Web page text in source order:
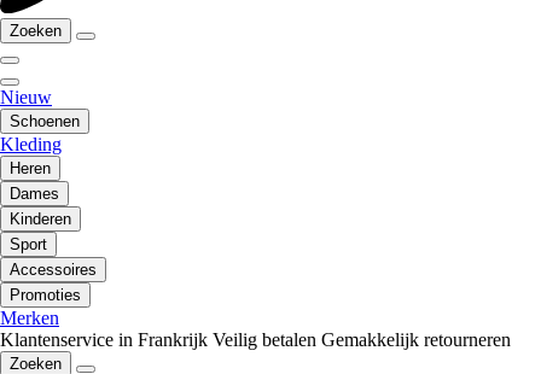
Zoeken
Nieuw
Schoenen
Kleding
Heren
Dames
Kinderen
Sport
Accessoires
Promoties
Merken
Klantenservice in Frankrijk Veilig betalen Gemakkelijk retourneren
Zoeken